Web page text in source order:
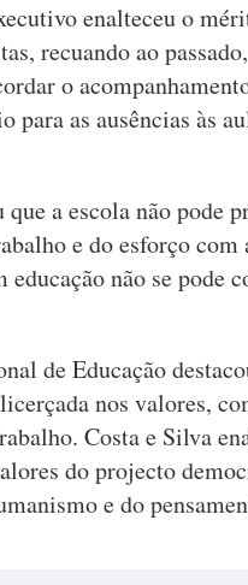
enalteceu o
recuando ao
o
para as ausências às
que a escola não
e do esforço com
educação não se pode
de Educação
nos valores,
Costa e Silva
do projecto
e do